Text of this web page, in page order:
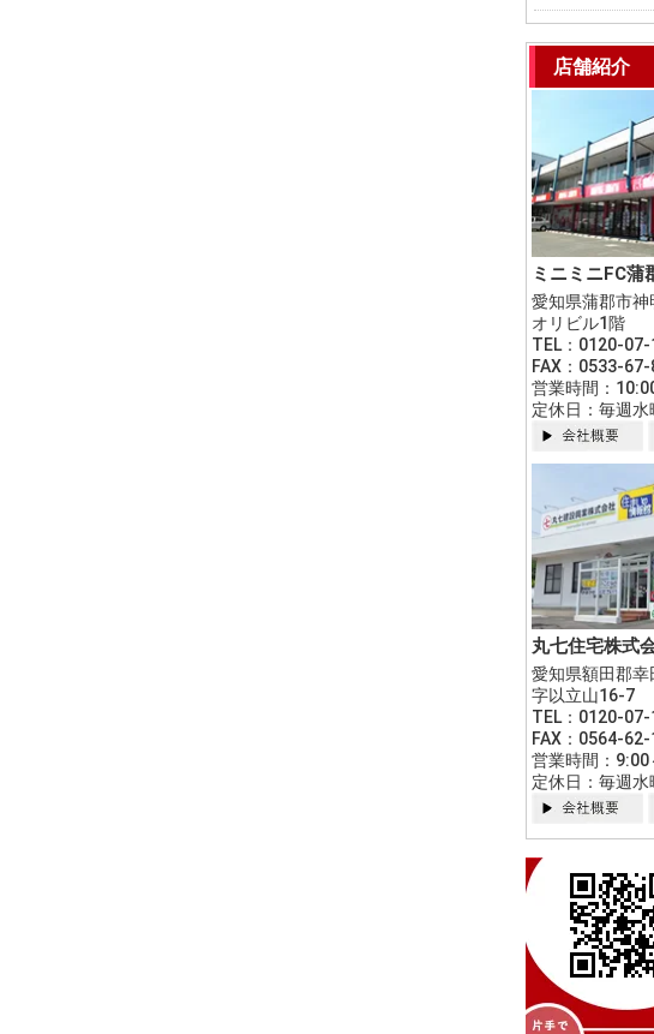
店舗紹介
ミニミニFC蒲
愛知県蒲郡市
オリビル1階
TEL：0120-
FAX：0533-
営業時間：
定休日：毎週水
丸七住宅株式
愛知県額田郡
字以立山16-7
TEL：0120-
FAX：0564-
営業時間：9:00
定休日：毎週水